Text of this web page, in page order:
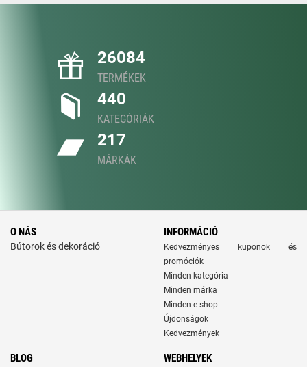
26084
TERMÉKEK
440
KATEGÓRIÁK
217
MÁRKÁK
O NÁS
Bútorok és dekoráció
INFORMÁCIÓ
Kedvezményes kuponok és
promóciók
Minden kategória
Minden márka
Minden e-shop
Újdonságok
Kedvezmények
BLOG WEBHELYEK